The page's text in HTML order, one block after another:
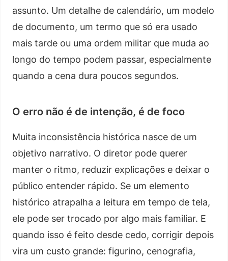
assunto. Um detalhe de calendário, um modelo
de documento, um termo que só era usado
mais tarde ou uma ordem militar que muda ao
longo do tempo podem passar, especialmente
quando a cena dura poucos segundos.
O erro não é de intenção, é de foco
Muita inconsistência histórica nasce de um
objetivo narrativo. O diretor pode querer
manter o ritmo, reduzir explicações e deixar o
público entender rápido. Se um elemento
histórico atrapalha a leitura em tempo de tela,
ele pode ser trocado por algo mais familiar. E
quando isso é feito desde cedo, corrigir depois
vira um custo grande: figurino, cenografia,